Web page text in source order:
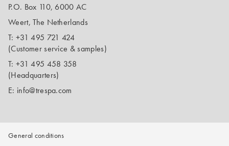
P.O. Box 110, 6000 AC
Weert, The Netherlands
T: +31 495 721 424
(Customer service & samples)
T: +31 495 458 358
(Headquarters)
E: info@trespa.com
General conditions